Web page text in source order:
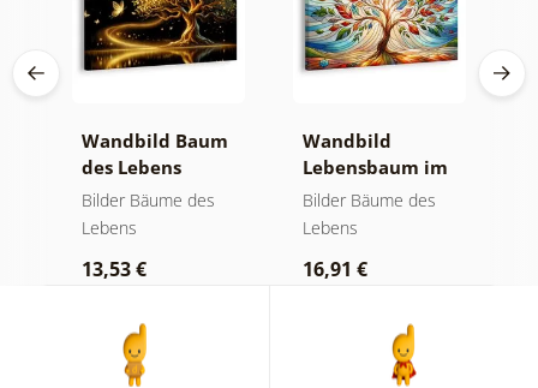
Wandbild Baum
des Lebens
goldene Magie
Bilder Bäume des
Lebens
13,53 €
Wandbild
Lebensbaum im
bunten
Glasfenster
Bilder Bäume des
Lebens
16,91 €